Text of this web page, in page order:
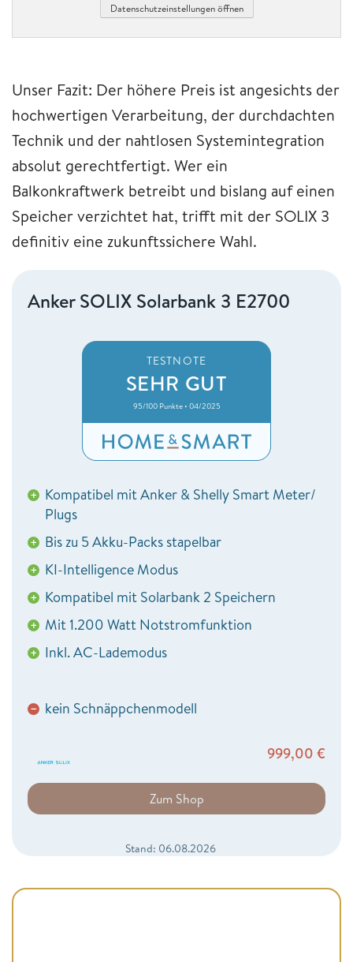
Datenschutzeinstellungen öffnen
Unser Fazit: Der höhere Preis ist angesichts der
hochwertigen Verarbeitung, der durchdachten
Technik und der nahtlosen Systemintegration
absolut gerechtfertigt. Wer ein
Balkonkraftwerk betreibt und bislang auf einen
Speicher verzichtet hat, trifft mit der SOLIX 3
definitiv eine zukunftssichere Wahl.
Anker SOLIX Solarbank 3 E2700
TESTNOTE
SEHR GUT
95/100 Punkte • 04/2025
+ Kompatibel mit Anker & Shelly Smart Meter/
Plugs
+ Bis zu 5 Akku-Packs stapelbar
+ KI-Intelligence Modus
+ Kompatibel mit Solarbank 2 Speichern
+ Mit 1.200 Watt Notstromfunktion
+ Inkl. AC-Lademodus
− kein Schnäppchenmodell
999,00 €
Zum Shop
Stand: 06.08.2026